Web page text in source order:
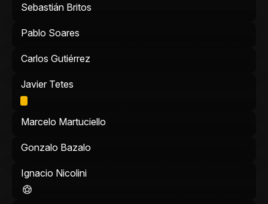
Sebastián Britos
Pablo Soares
Carlos Gutiérrez
Javier Tetes
Marcelo Martuciello
Gonzalo Bazalo
Ignacio Nicolini